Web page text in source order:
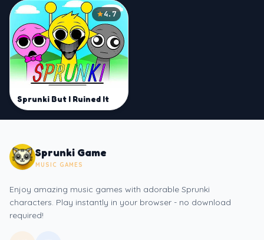
4.7
Sprunki But I Ruined It
Sprunki Game
MUSIC GAMES
Enjoy amazing music games with adorable Sprunki
characters. Play instantly in your browser - no download
required!